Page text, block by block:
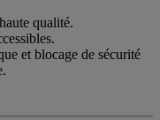
qualité.
et blocage de sécurité